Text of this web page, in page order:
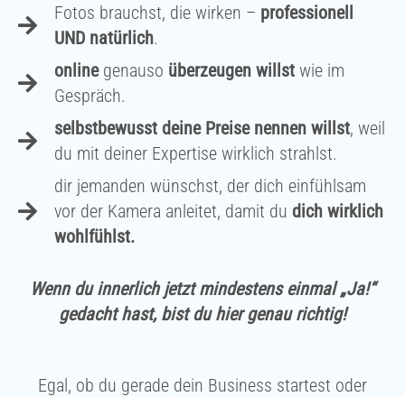
Fotos brauchst, die wirken – professionell
UND natürlich.
online genauso überzeugen willst wie im
Gespräch.
selbstbewusst deine Preise nennen willst, weil
du mit deiner Expertise wirklich strahlst.
dir jemanden wünschst, der dich einfühlsam
vor der Kamera anleitet, damit du dich wirklich
wohlfühlst.
Wenn du innerlich jetzt mindestens einmal „Ja!“
gedacht hast, bist du hier genau richtig!
Egal, ob du gerade dein Business startest oder